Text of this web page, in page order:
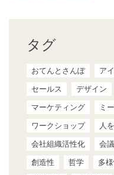
タグ
おてんとさんぽ ア
セールス
デザイン
マーケティング
ミ
ワークショップ
人
会社組織活性化
会議
創造性
哲学 多